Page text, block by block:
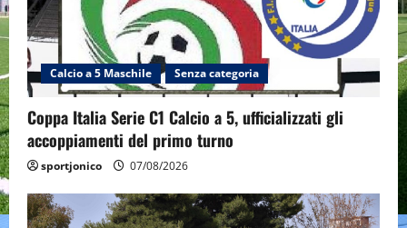
Calcio a 5 Maschile Senza categoria
Coppa Italia Serie C1 Calcio a 5, ufficializzati gli
accoppiamenti del primo turno
sportjonico 07/08/2026